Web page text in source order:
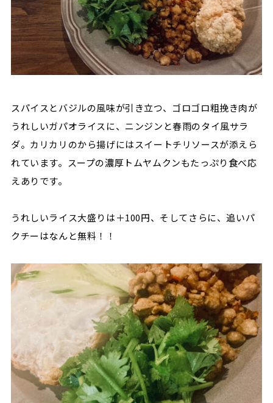
スパイスとバジルの風味が引き立つ、ゴロゴロ粗挽き肉が
うれしいガパオライスに、ニンジンと春雨のタイ風サラ
ダ。カリカリのから揚げにはスイートチリソースが添えら
れています。スープの濃厚トムヤムクンもたっぷり食べ応
えありです。
うれしいライス大盛りは＋100円、そしてさらに、追いパ
クチーはなんと無料！！